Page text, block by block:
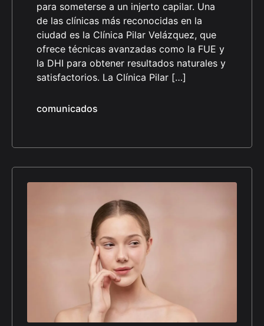
para someterse a un injerto capilar. Una
de las clínicas más reconocidas en la
ciudad es la Clínica Pilar Velázquez, que
ofrece técnicas avanzadas como la FUE y
la DHI para obtener resultados naturales y
satisfactorios. La Clínica Pilar […]
comunicados